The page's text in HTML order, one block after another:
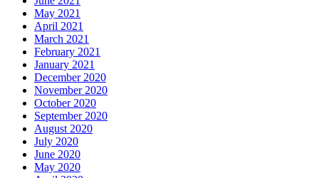
May 2021
April 2021
March 2021
February 2021
January 2021
December 2020
November 2020
October 2020
September 2020
August 2020
July 2020
June 2020
May 2020